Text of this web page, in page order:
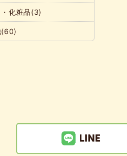
・化粧品(3)
(60)